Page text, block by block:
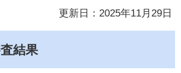
更新日：2025年11月29日
結果